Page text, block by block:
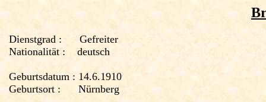
Dienstgrad :
Gefreiter
Nationalität :
deutsch
Geburtsdatum : 14.6.1910
Geburtsort :
Nürnberg